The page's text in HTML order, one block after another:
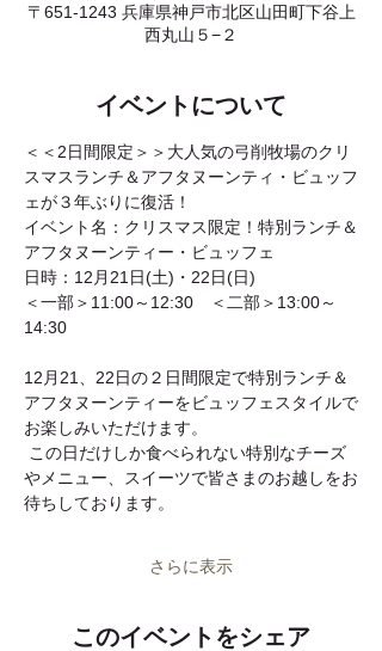
〒651-1243 兵庫県神戸市北区山田町下谷上
西丸山５−２
イベントについて
＜＜2日間限定＞＞大人気の弓削牧場のクリ
スマスランチ＆アフタヌーンティ・ビュッフ
ェが３年ぶりに復活！
イベント名：クリスマス限定！特別ランチ＆
アフタヌーンティー・ビュッフェ
日時：12月21日(土)・22日(日)
＜一部＞11:00～12:30　＜二部＞13:00～
14:30
12月21、22日の２日間限定で特別ランチ＆
アフタヌーンティーをビュッフェスタイルで
お楽しみいただけます。
この日だけしか食べられない特別なチーズ
やメニュー、スイーツで皆さまのお越しをお
待ちしております。
さらに表示
このイベントをシェア